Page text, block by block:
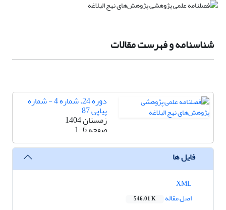
شناسنامه و فهرست مقالات
دوره 24، شماره 4 - شماره
پیاپی 87
زمستان 1404
صفحه1-6
فایل ها
اصل مقاله
546.01 K